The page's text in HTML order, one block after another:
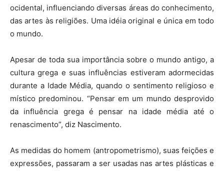
ocidental, influenciando diversas áreas do conhecimento,
das artes às religiões. Uma idéia original e única em todo
o mundo.
Apesar de toda sua importância sobre o mundo antigo, a
cultura grega e suas influências estiveram adormecidas
durante a Idade Média, quando o sentimento religioso e
místico predominou. “Pensar em um mundo desprovido
da influência grega é pensar na idade média até o
renascimento”, diz Nascimento.
As medidas do homem (antropometrismo), suas feições e
expressões, passaram a ser usadas nas artes plásticas e